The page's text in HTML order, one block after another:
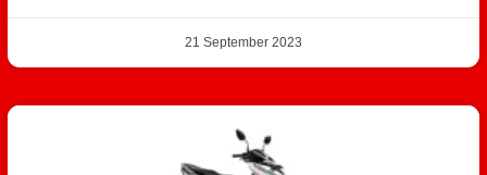
21 September 2023